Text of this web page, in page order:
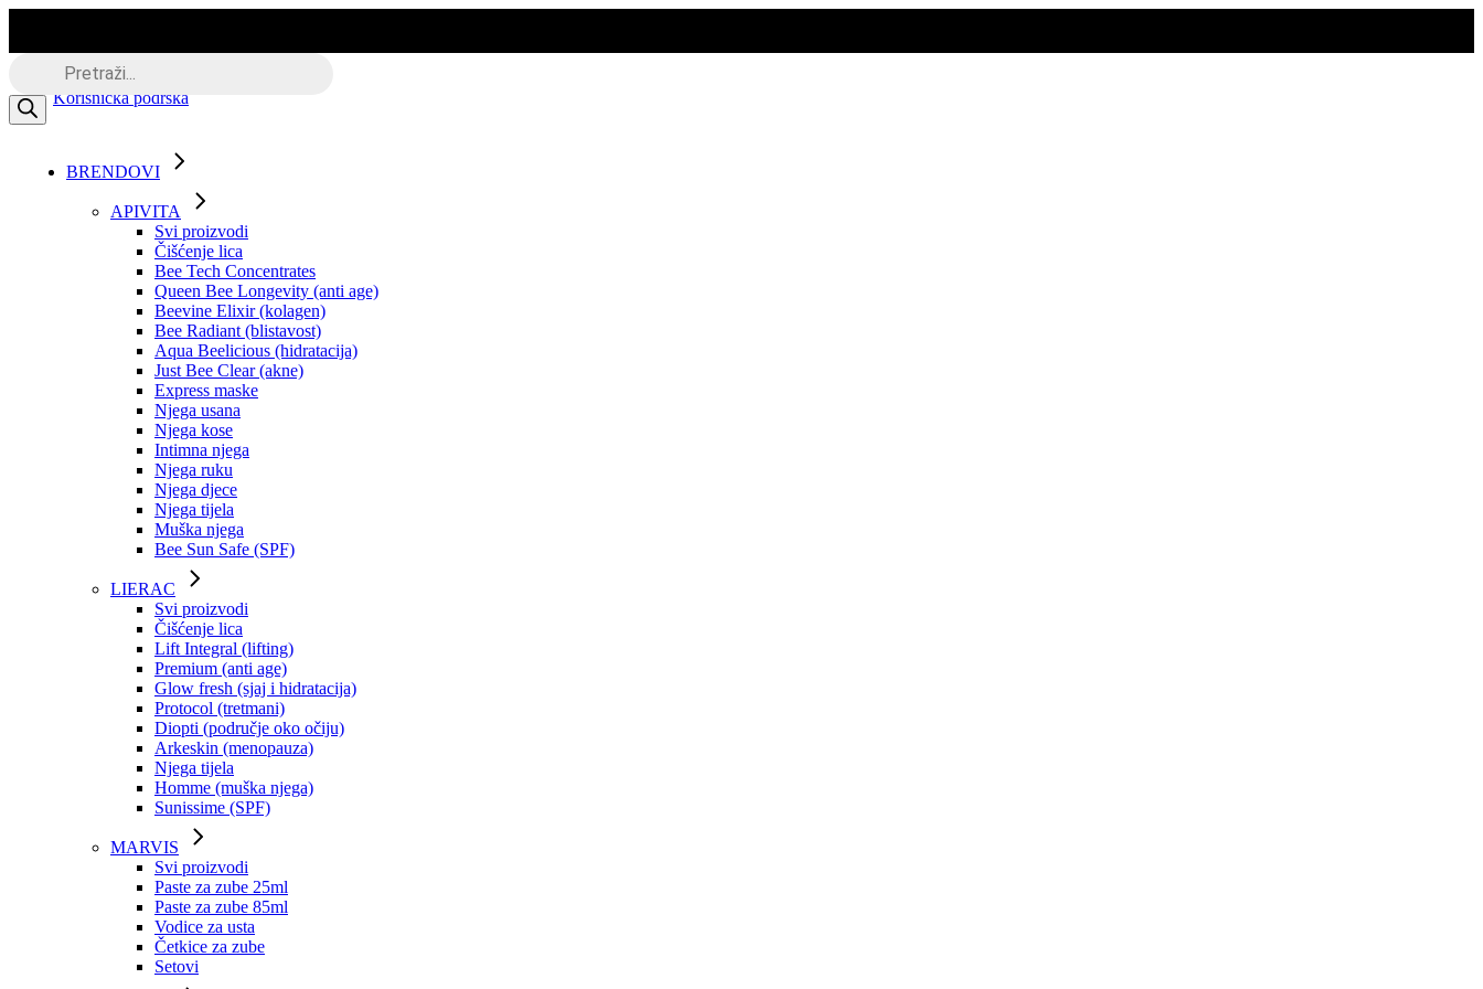
the
Korisnička podrška
BRENDOVI
APIVITA
Svi proizvodi
Čišćenje lica
Bee Tech Concentrates
Queen Bee Longevity (anti age)
Beevine Elixir (kolagen)
Bee Radiant (blistavost)
Aqua Beelicious (hidratacija)
Just Bee Clear (akne)
Express maske
Njega usana
Njega kose
Intimna njega
Njega ruku
Njega djece
Njega tijela
Muška njega
Bee Sun Safe (SPF)
LIERAC
Svi proizvodi
Čišćenje lica
Lift Integral (lifting)
Premium (anti age)
Glow fresh (sjaj i hidratacija)
Protocol (tretmani)
Diopti (područje oko očiju)
Arkeskin (menopauza)
Njega tijela
Homme (muška njega)
Sunissime (SPF)
MARVIS
Svi proizvodi
Paste za zube 25ml
Paste za zube 85ml
Vodice za usta
Četkice za zube
Setovi